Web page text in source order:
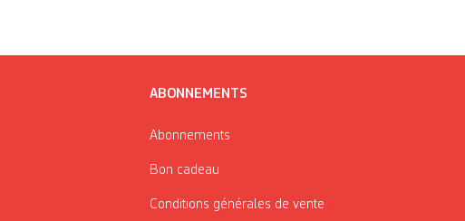
ABONNEMENTS
Abonnements
Bon cadeau
Conditions générales de vente